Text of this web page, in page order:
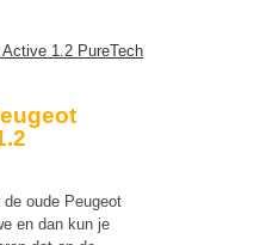
oude Peugeot
en dan kun je